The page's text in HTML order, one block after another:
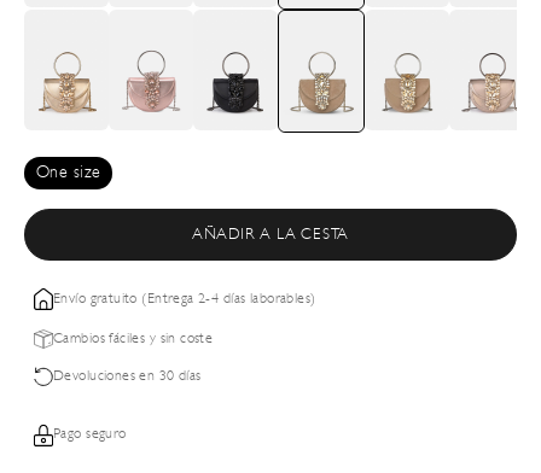
One size
AÑADIR A LA CESTA
Envío gratuito (Entrega 2-4 días laborables)
Cambios fáciles y sin coste
Devoluciones en 30 días
Pago seguro